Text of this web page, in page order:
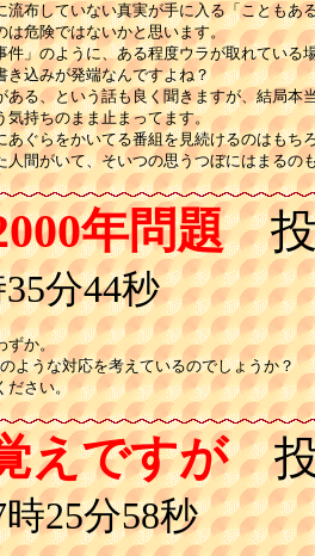
流布していない真実が手に入る「こともあ
は危険ではないかと思います。
件」のように、ある程度ウラが取れている
き込みが発端なんですよね？
ある、という話も良く聞きますが、結局本
気持ちのまま止まってます。
あぐらをかいてる番組を見続けるのはもち
人間がいて、そいつの思うつぼにはまるの
年問題投
分44秒
ずか。
ような対応を考えているのでしょうか？
えですが投
25分58秒